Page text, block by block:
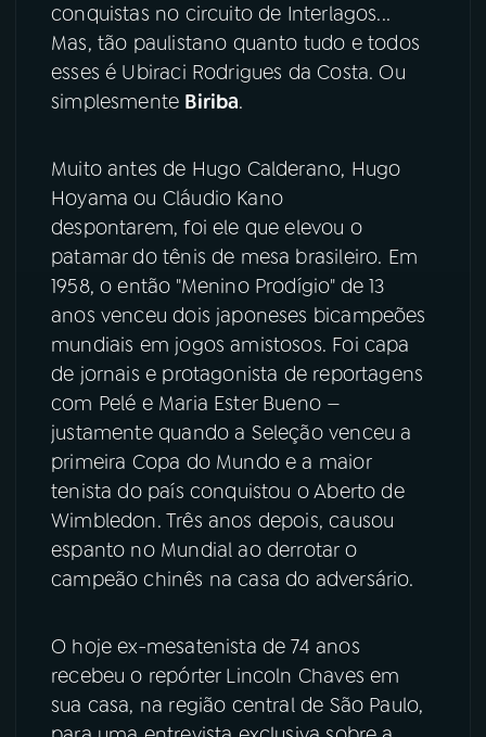
TikTok
conquistas no circuito de Interlagos...
Mas, tão paulistano quanto tudo e todos
esses é Ubiraci Rodrigues da Costa. Ou
simplesmente Biriba.
Muito antes de Hugo Calderano, Hugo
Hoyama ou Cláudio Kano
despontarem, foi ele que elevou o
patamar do tênis de mesa brasileiro. Em
1958, o então "Menino Prodígio" de 13
anos venceu dois japoneses bicampeões
mundiais em jogos amistosos. Foi capa
de jornais e protagonista de reportagens
com Pelé e Maria Ester Bueno —
justamente quando a Seleção venceu a
primeira Copa do Mundo e a maior
tenista do país conquistou o Aberto de
Wimbledon. Três anos depois, causou
espanto no Mundial ao derrotar o
campeão chinês na casa do adversário.
O hoje ex-mesatenista de 74 anos
recebeu o repórter Lincoln Chaves em
sua casa, na região central de São Paulo,